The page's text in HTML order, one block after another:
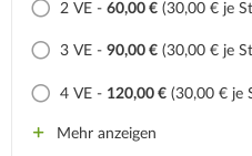
2 VE - 60,00 € (30,00 € je
3 VE - 90,00 € (30,00 € je
4 VE - 120,00 € (30,00 € je
Mehr anzeigen